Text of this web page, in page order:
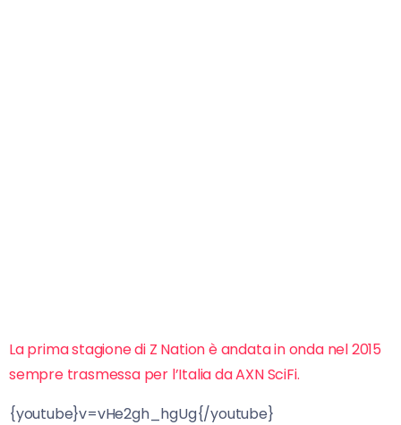
La prima stagione di Z Nation è andata in onda nel 2015
sempre trasmessa per l’Italia da AXN SciFi.
{youtube}v=vHe2gh_hgUg{/youtube}